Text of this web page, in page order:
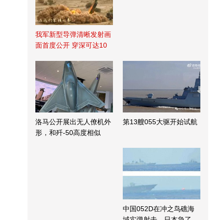
我军新型导弹清晰发射画
面首度公开 穿深可达10
洛马公开展出无人僚机外
形，和歼-50高度相似
第13艘055大驱开始试航
中国052D在冲之鸟礁海